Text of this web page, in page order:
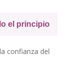
el principio
confianza del